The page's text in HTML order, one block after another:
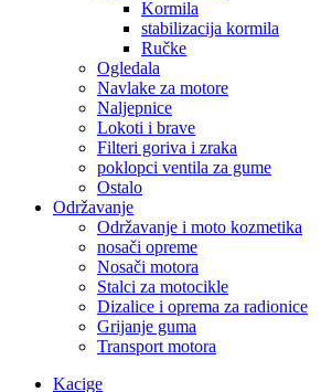
Kormila
stabilizacija kormila
Ručke
Ogledala
Navlake za motore
Naljepnice
Lokoti i brave
Filteri goriva i zraka
poklopci ventila za gume
Ostalo
Održavanje
Održavanje i moto kozmetika
nosači opreme
Nosači motora
Stalci za motocikle
Dizalice i oprema za radionice
Grijanje guma
Transport motora
Kacige